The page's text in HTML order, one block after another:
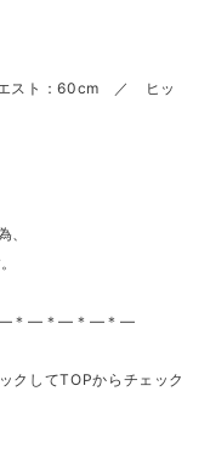
スト：60cm ／ ヒッ
、
＊—＊—＊—＊—
クしてTOPからチェック